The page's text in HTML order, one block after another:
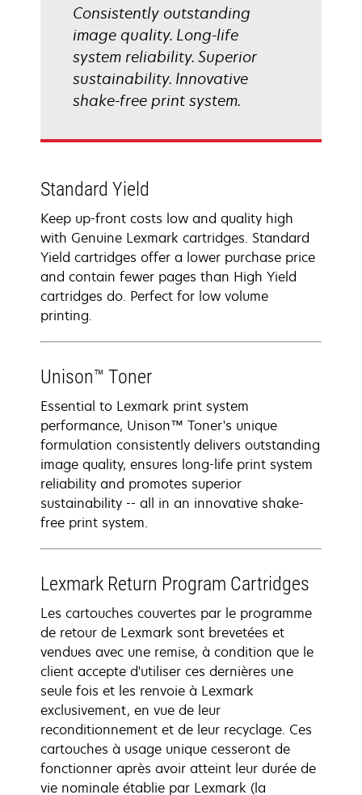
Consistently outstanding
image quality. Long-life
system reliability. Superior
sustainability. Innovative
shake-free print system.
Standard Yield
Keep up-front costs low and quality high
with Genuine Lexmark cartridges. Standard
Yield cartridges offer a lower purchase price
and contain fewer pages than High Yield
cartridges do. Perfect for low volume
printing.
Unison™ Toner
Essential to Lexmark print system
performance, Unison™ Toner's unique
formulation consistently delivers outstanding
image quality, ensures long-life print system
reliability and promotes superior
sustainability -- all in an innovative shake-
free print system.
Lexmark Return Program Cartridges
Les cartouches couvertes par le programme
de retour de Lexmark sont brevetées et
vendues avec une remise, à condition que le
client accepte d'utiliser ces dernières une
seule fois et les renvoie à Lexmark
exclusivement, en vue de leur
reconditionnement et de leur recyclage. Ces
cartouches à usage unique cesseront de
fonctionner après avoir atteint leur durée de
vie nominale établie par Lexmark (la